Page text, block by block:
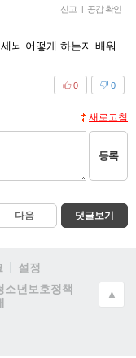
신고 | 공감 확인
뇌 어떻게 하는지 배워
0
0
새로고침
등록
다음 댓글보기
설정
소년보호정책
▲